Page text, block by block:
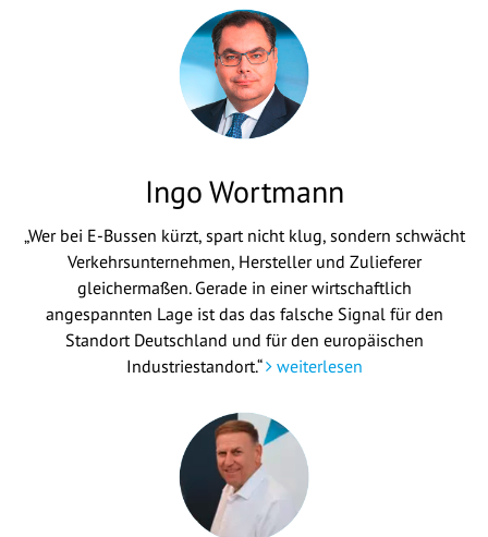
Ingo Wortmann
„Wer bei E-Bussen kürzt, spart nicht klug, sondern schwächt
Verkehrsunternehmen, Hersteller und Zulieferer
gleichermaßen. Gerade in einer wirtschaftlich
angespannten Lage ist das das falsche Signal für den
Standort Deutschland und für den europäischen
Industriestandort.“ weiterlesen